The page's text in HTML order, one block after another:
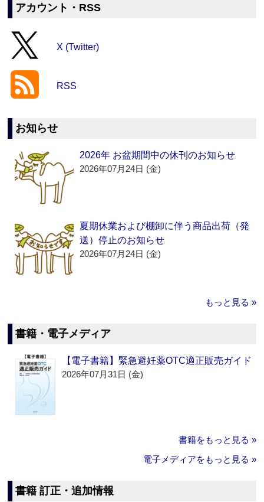
アカウント・RSS
X (Twitter)
RSS
お知らせ
2026年 お盆期間中の休刊のお知らせ
2026年07月24日 (金)
夏期休業および棚卸に伴う商品出荷（発
送）停止のお知らせ
2026年07月24日 (金)
もっと見る »
書籍・電子メディア
【電子書籍】緊急避妊薬OTC適正販売ガイド
2026年07月31日 (金)
書籍をもっと見る »
電子メディアをもっと見る »
書籍 訂正・追加情報